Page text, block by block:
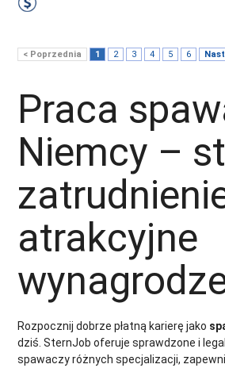
< Poprzednia 1 2 3 4 5 6
Praca
Niemcy –
atrakcyjne
Rozpocznij dobrze płatną karierę jako
dziś. SternJob oferuje sprawdzone i
spawaczy różnych specjalizacji,